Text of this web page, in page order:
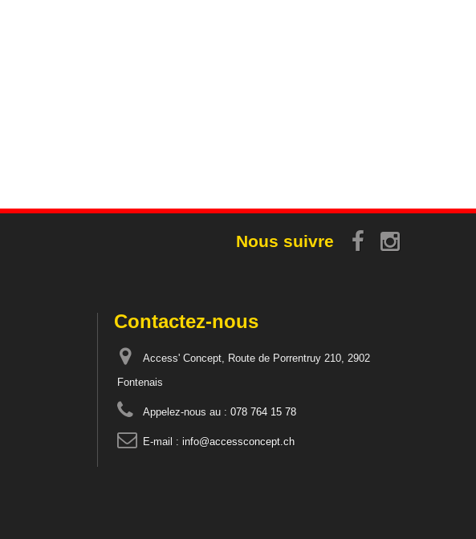
Nous suivre
Contactez-nous
Access' Concept, Route de Porrentruy 210, 2902
Fontenais
Appelez-nous au : 078 764 15 78
E-mail : info@accessconcept.ch